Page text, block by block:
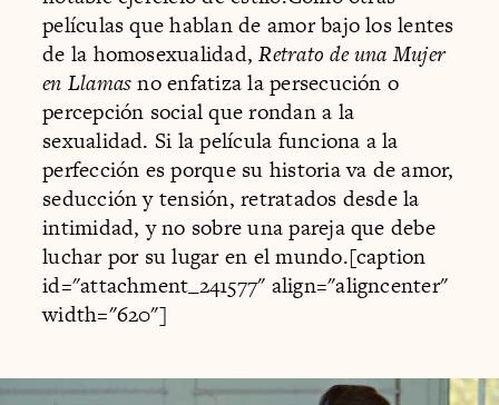
películas que hablan de amor bajo los lentes
de la homosexualidad,Retrato de una Mujer
en Llamasno enfatiza la persecución o
percepción social que rondan a la
sexualidad. Si la película funciona a la
perfección es porque su historia va de amor,
seducción y tensión, retratados desde la
intimidad, y no sobre una pareja que debe
luchar por su lugar en el mundo.[caption
id="attachment_241577" align="aligncenter"
width="620"]